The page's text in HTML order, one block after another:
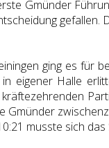
Gmünder
ging es für
eigener Halle
Gmünder
musste sich